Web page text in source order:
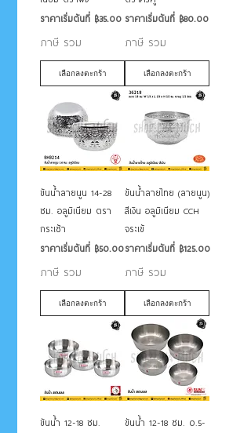
ราคาเริ่มต้นที่ ฿35.00
ราคาขายลด
ภาษี รวม
เลือกลงตะกร้า
ราคาเริ่มต้นที่ ฿80.00
ราคาขายลด
ภาษี รวม
เลือกลงตะกร้า
ขันน้ำลายนูน 14-28
ซม. อลูมิเนียม ตรา
กระเช้า
ราคาเริ่มต้นที่ ฿50.00
ราคาขายลด
ภาษี รวม
เลือกลงตะกร้า
ขันน้ำลายไทย (ลายนูน)
สีเงิน อลูมิเนียม CCH
จระเข้
ราคาเริ่มต้นที่ ฿125.00
ราคาขายลด
ภาษี รวม
เลือกลงตะกร้า
ขันน้ำ 12-18 ซม.
ขันน้ำ 12-18 ซม. 0.5-